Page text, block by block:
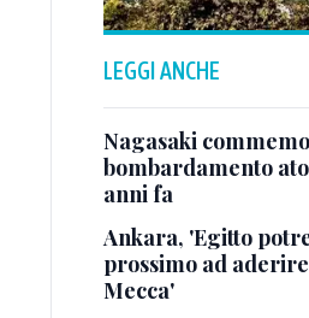
LEGGI ANCHE
Nagasaki
bombardamento
anni fa
Ankara, 'Egitto
prossimo ad
Mecca'